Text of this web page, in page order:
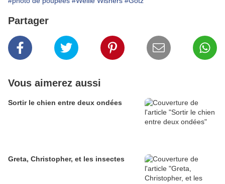
Partager
Vous aimerez aussi
Sortir le chien entre deux ondées
Greta, Christopher, et les insectes